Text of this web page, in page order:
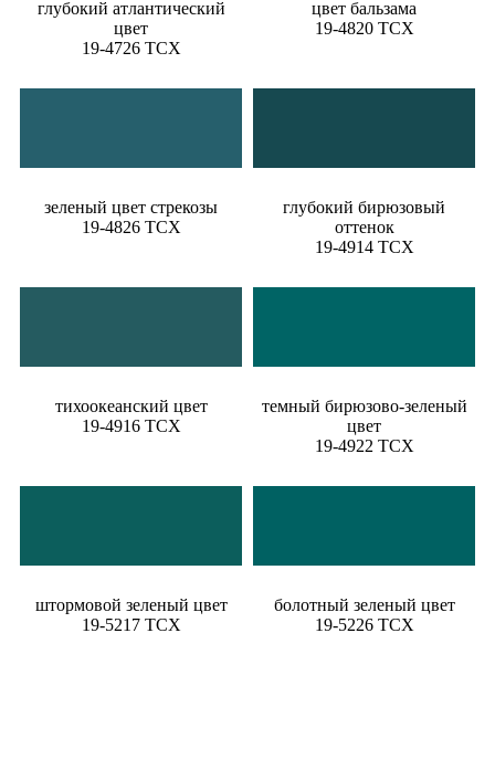
глубокий атлантический
цвет
19-4726 TCX
цвет бальзама
19-4820 TCX
зеленый цвет стрекозы
19-4826 TCX
глубокий бирюзовый
оттенок
19-4914 TCX
тихоокеанский цвет
19-4916 TCX
темный бирюзово-зеленый
цвет
19-4922 TCX
штормовой зеленый цвет
19-5217 TCX
болотный зеленый цвет
19-5226 TCX